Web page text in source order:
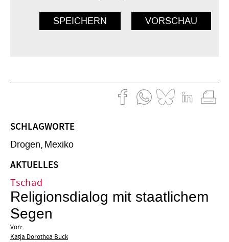
SCHLAGWORTE
Drogen Mexiko
AKTUELLES
Tschad
Religionsdialog mit staatlichem
Segen
Von:
Katja Dorothea Buck